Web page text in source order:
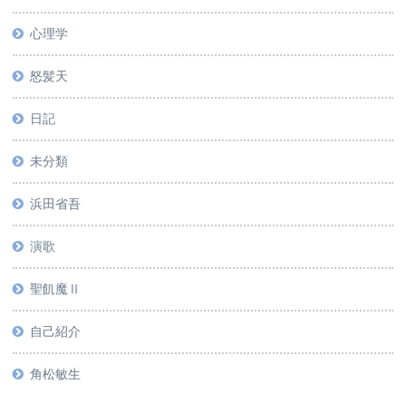
心理学
怒髪天
日記
未分類
浜田省吾
演歌
聖飢魔Ⅱ
自己紹介
角松敏生